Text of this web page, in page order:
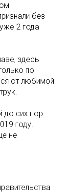
без
2 года
здесь
по
от любимой
до сих пор
году.
не